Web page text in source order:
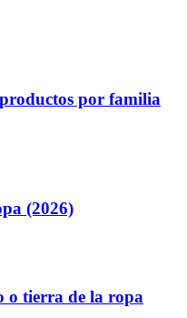
por familia
(2026)
o tierra de la ropa